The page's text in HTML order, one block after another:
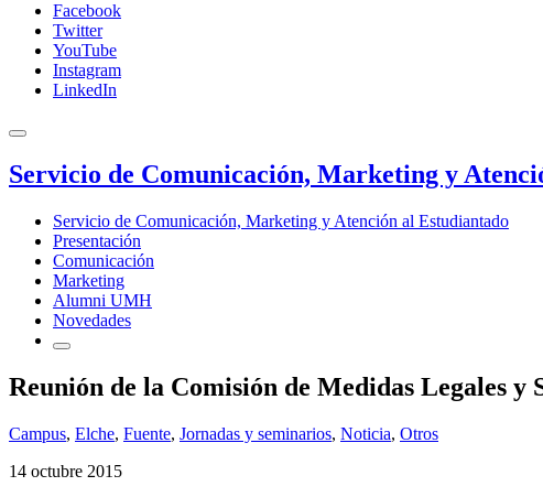
Facebook
Twitter
YouTube
Instagram
LinkedIn
Servicio de Comunicación, Marketing y
Servicio de Comunicación, Marketing y Atención al Estudiantado
Presentación
Comunicación
Marketing
Alumni UMH
Novedades
Reunión de la Comisión de Medidas Legales
Campus, Elche, Fuente, Jornadas y seminarios, Noticia, Otros
14 octubre 2015